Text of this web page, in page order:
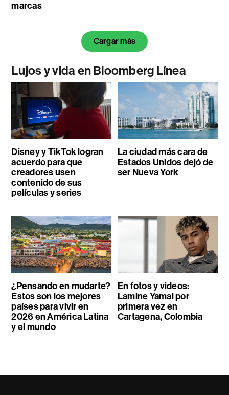
marcas
Cargar más
Lujos y vida en Bloomberg Línea
Disney y TikTok logran
acuerdo para que
creadores usen
contenido de sus
películas y series
La ciudad más cara de
Estados Unidos dejó de
ser Nueva York
¿Pensando en mudarte?
Estos son los mejores
países para vivir en
2026 en América Latina
y el mundo
En fotos y videos:
Lamine Yamal por
primera vez en
Cartagena, Colombia